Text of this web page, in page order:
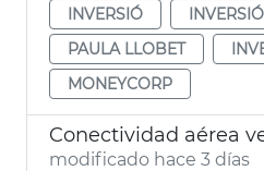
INVERSIÓ
PAULA LLOBET
MONEYCORP
Conectividad aérea
modificado hace 3 días